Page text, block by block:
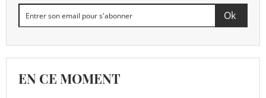
EN CE MOMENT